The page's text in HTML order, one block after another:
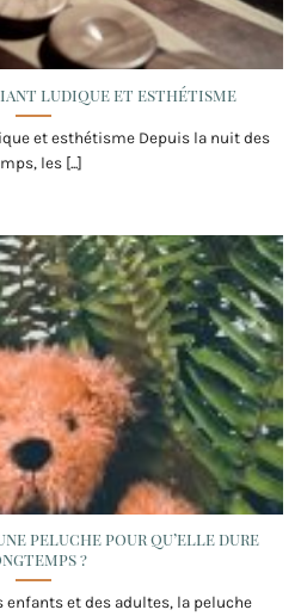
ludique et esthétisme
et esthétisme Depuis la nuit des
les [...]
peluche pour qu’elle dure
?
enfants et des adultes, la peluche